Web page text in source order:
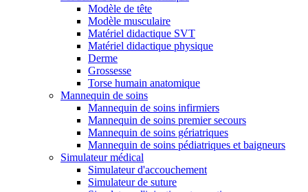
Modèle de tête
Modèle musculaire
Matériel didactique SVT
Matériel didactique physique
Derme
Grossesse
Torse humain anatomique
Mannequin de soins
Mannequin de soins infirmiers
Mannequin de soins premier secours
Mannequin de soins gériatriques
Mannequin de soins pédiatriques et baigneurs
Simulateur médical
Simulateur d'accouchement
Simulateur de suture